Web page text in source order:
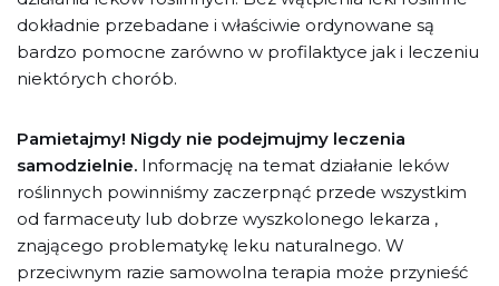
dokładnie przebadane i właściwie ordynowane są
bardzo pomocne zarówno w profilaktyce jak i leczeniu
niektórych chorób.
Pamietajmy! Nigdy nie podejmujmy leczenia
samodzielnie. Informację na temat działanie leków
roślinnych powinniśmy zaczerpnąć przede wszystkim
od farmaceuty lub dobrze wyszkolonego lekarza ,
znającego problematykę leku naturalnego. W
przeciwnym razie samowolna terapia może przynieść